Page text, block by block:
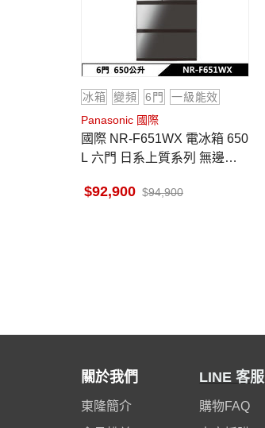
冰箱 變頻 6門
一級能效
Panasonic 國際
國際 NR-F651WX 電冰箱 650
L 六門 日系上質系列 無邊框
92,900 94,900
關於我們
東隆簡介
LINE 客服
購物FAQ